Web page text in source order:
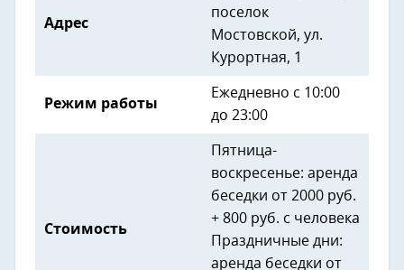
Адрес
поселок
Мостовской, ул.
Курортная, 1
Режим работы
Ежедневно с 10:00
до 23:00
Стоимость
Пятница-
воскресенье: аренда
беседки от 2000 руб.
+ 800 руб. с человека
Праздничные дни:
аренда беседки от